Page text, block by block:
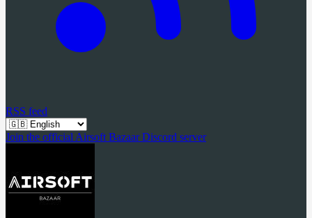
RSS feed
Join the official Airsoft Bazaar Discord server